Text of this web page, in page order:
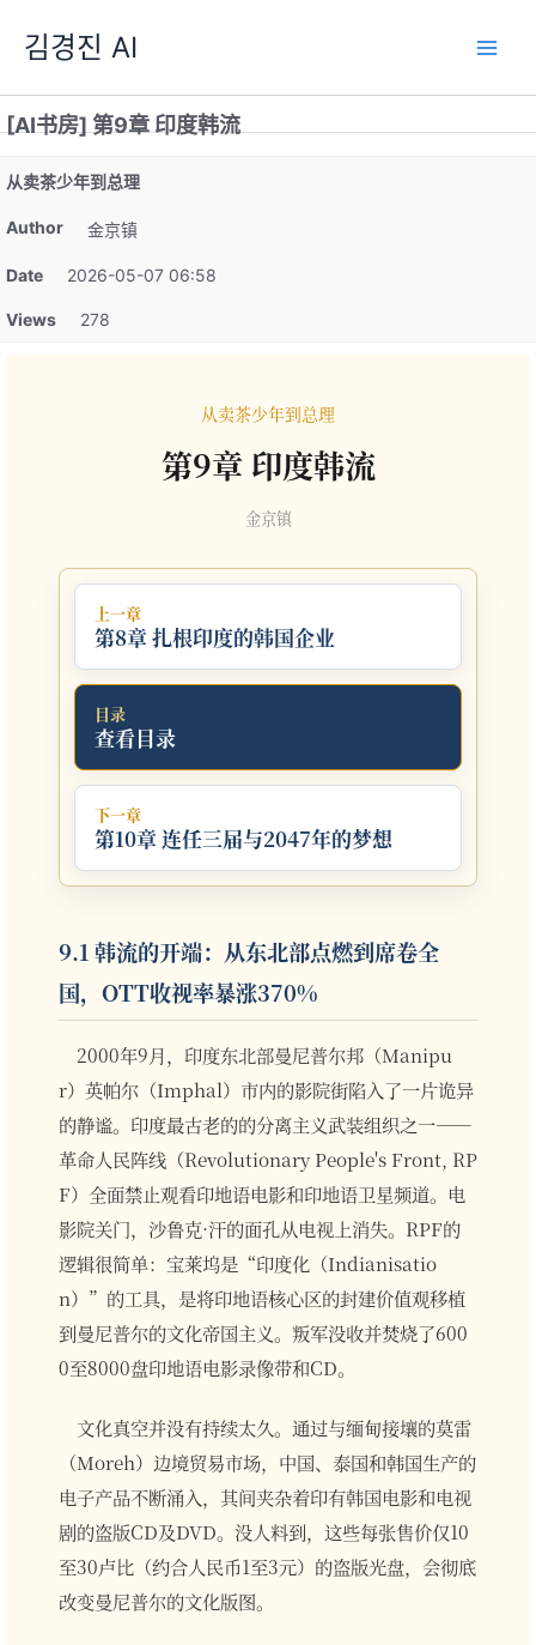
容
김경진 AI
[AI书房] 第9章 印度韩流
从卖茶少年到总理
Author 金京镇
Date 2026-05-07 06:58
Views 278
从卖茶少年到总理
第9章 印度韩流
金京镇
上一章
第8章 扎根印度的韩国企业
目录
查看目录
下一章
第10章 连任三届与2047年的梦想
9.1 韩流的开端：从东北部点燃到席卷全
国，OTT收视率暴涨370%
2000年9月，印度东北部曼尼普尔邦（Manipu
r）英帕尔（Imphal）市内的影院街陷入了一片诡异
的静谧。印度最古老的的分离主义武装组织之一——
革命人民阵线（Revolutionary People's Front, RP
F）全面禁止观看印地语电影和印地语卫星频道。电
影院关门，沙鲁克·汗的面孔从电视上消失。RPF的
逻辑很简单：宝莱坞是“印度化（Indianisatio
n）”的工具，是将印地语核心区的封建价值观移植
到曼尼普尔的文化帝国主义。叛军没收并焚烧了600
0至8000盘印地语电影录像带和CD。
文化真空并没有持续太久。通过与缅甸接壤的莫雷
（Moreh）边境贸易市场，中国、泰国和韩国生产的
电子产品不断涌入，其间夹杂着印有韩国电影和电视
剧的盗版CD及DVD。没人料到，这些每张售价仅10
至30卢比（约合人民币1至3元）的盗版光盘，会彻底
改变曼尼普尔的文化版图。